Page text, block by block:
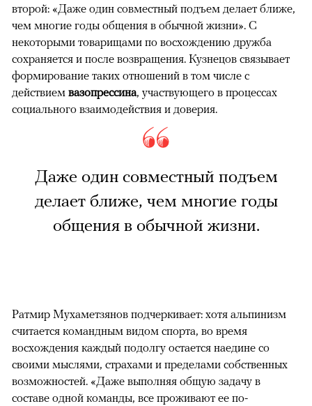
второй: «Даже один совместный подъем делает ближе,
чем многие годы общения в обычной жизни». С
некоторыми товарищами по восхождению дружба
сохраняется и после возвращения. Кузнецов связывает
формирование таких отношений в том числе с
действием вазопрессина, участвующего в процессах
социального взаимодействия и доверия.
Даже один совместный подъем
делает ближе, чем многие годы
общения в обычной жизни.
Ратмир Мухаметзянов подчеркивает: хотя альпинизм
считается командным видом спорта, во время
восхождения каждый подолгу остается наедине со
своими мыслями, страхами и пределами собственных
возможностей. «Даже выполняя общую задачу в
составе одной команды, все проживают ее по-